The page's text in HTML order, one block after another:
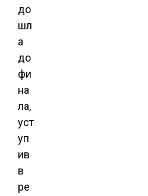
до
шл
а
до
фи
на
ла,
уст
уп
ив
в
ре